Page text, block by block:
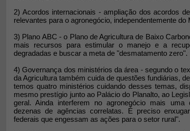
2) Acordos internacionais - ampliação dos acordos
relevantes para o agronegócio, independentemente do
3) Plano ABC - o Plano de Agricultura de Baixo
mais recursos para estimular o manejo e a
degradadas e buscar a meta de "desmatamento zero".
4) Governança dos ministérios da área - segundo o
da Agricultura também cuida de questões fundiárias,
temos quatro ministérios cuidando desses temas,
mesmo prestígio junto ao Palácio do Planalto, ao
geral. Ainda interferem no agronegócio mais
dezenas de agências correlatas. É preciso
federais que engessam as ações para o setor rural".